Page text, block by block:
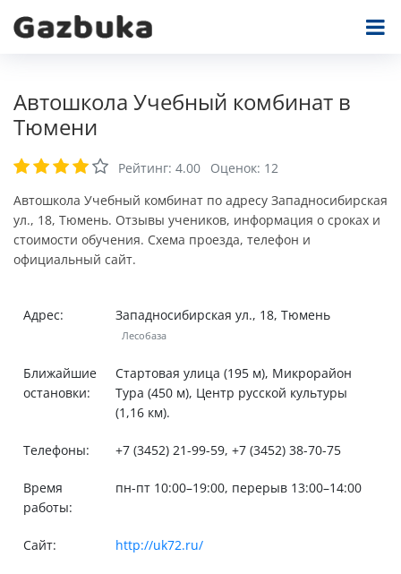
Автошкола Учебный комбинат в
Тюмени
Рейтинг: 4.00 Оценок: 12
Автошкола Учебный комбинат по адресу Западносибирская
ул., 18, Тюмень. Отзывы учеников, информация о сроках и
стоимости обучения. Схема проезда, телефон и
официальный сайт.
Адрес: Западносибирская ул., 18, Тюмень
Лесобаза
Ближайшие
остановки:
Стартовая улица (195 м), Микрорайон
Тура (450 м), Центр русской культуры
(1,16 км).
Телефоны: +7 (3452) 21-99-59, +7 (3452) 38-70-75
Время
работы:
пн-пт 10:00–19:00, перерыв 13:00–14:00
Сайт: http://uk72.ru/